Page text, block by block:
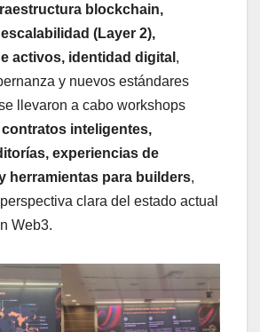
blockchain,
(Layer 2),
activos, identidad digital ,
y nuevos estándares
llevaron a cabo workshops
contratos inteligentes,
experiencias de
herramientas para builders,
clara del estado actual
Web3.